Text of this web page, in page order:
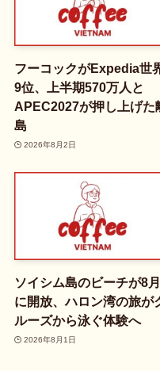
フーコックがExpedia世
9位、上半期570万人と
APEC2027が押し上げた
島
2026年8月2日
ソイシム島のビーチが8月
に開放、ハロン湾の旅が
ルーズから泳ぐ体験へ
2026年8月1日